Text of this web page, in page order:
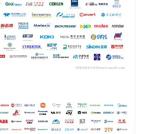
关闭